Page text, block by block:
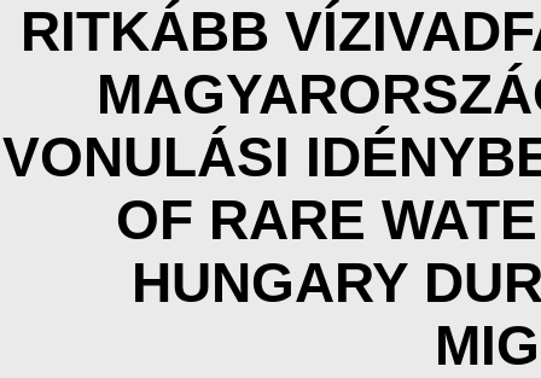
RITKÁBB
VONULÁSI
OF RARE
HUNGARY